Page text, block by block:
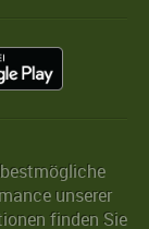
unserer
finden Sie